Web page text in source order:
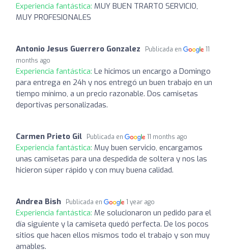
Experiencia fantástica: MUY BUEN TRARTO SERVICIO,
MUY PROFESIONALES
Antonio Jesus Guerrero Gonzalez Publicada en
11
months ago
Experiencia fantástica: Le hicimos un encargo a Domingo
para entrega en 24h y nos entregó un buen trabajo en un
tiempo mínimo, a un precio razonable. Dos camisetas
deportivas personalizadas.
Carmen Prieto Gil Publicada en 11 months ago
Experiencia fantástica: Muy buen servicio, encargamos
unas camisetas para una despedida de soltera y nos las
hicieron súper rápido y con muy buena calidad.
Andrea Bish Publicada en 1 year ago
Experiencia fantástica: Me solucionaron un pedido para el
día siguiente y la camiseta quedó perfecta. De los pocos
sitios que hacen ellos mismos todo el trabajo y son muy
amables.